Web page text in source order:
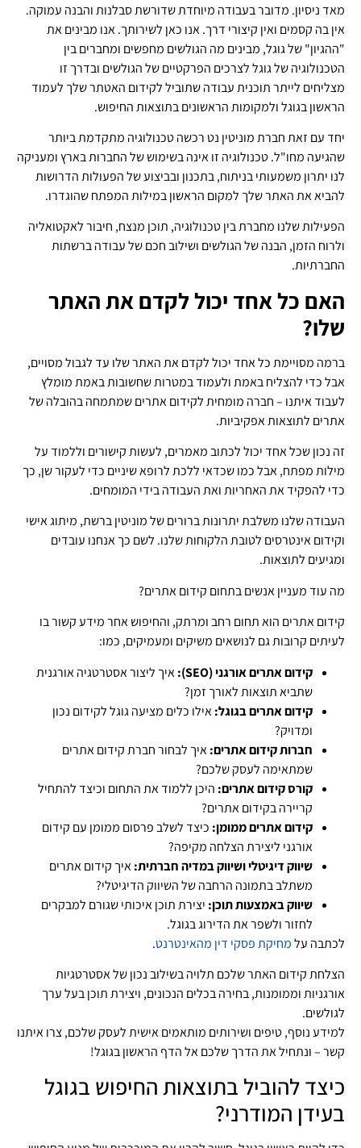
מאד ניסיון. מדובר בעבודה מיוחדת שדורשת סבלנות והבנה עמוקה.
אין בה קסמים ואין קיצורי דרך. אנו כאן לשירותך. אנו מבינים את
"ההגיון" של גוגל, מבינים מה הגולשים מחפשים ומחברים בין
הטכנולוגיה של גוגל לצרכים הפרקטיים של הגולשים ובדרך זו
מצליחים לייתר תוכנית עבודה שתוביל לקידום האטתר שלך לעמוד
הראשון בגוגל ולמקומות הראשונים בתוצאות החיפוש.
יחד עם זאת חברת מוניטין נט רכשה טכנולוגיה מתקדמת ביותר
שהגיעה מחו"ל. טכנולוגיה זו אינה בשימוש של החברות בארץ ומעניקה
לנו יתרון משמעותי בניתוח, בתכנון ובביצוע של הפעולות הדרושות
להביא את האתר שלך למקום הראשון במילות המפתח שהוגדרו.
הפעילות שלנו מחברת בין טכנולוגיה, תוכן מנצח, חיבור לאקטואליה
ולרוח הזמן, הבנה של הגולשים ושילוב חכם של עבודה ברשתות
החברתיות.
האם כל אחד יכול לקדם את האתר
שלו?
ברמה מסויימת כל אחד יכול לקדם את האתר שלו עד לגבול מסויים,
אבל כדי להצליח באמת ולעמוד במטרות שחשובות באמת מומלץ
לעבוד איתנו – חברה מומחית לקידום אתרים שמתמחה בהובלה של
אתרים לתוצאות אפקיביות.
זה נכון שכל אחד יכול לכתוב מאמרים, לעשות קישורים וללמוד על
מילות מפתח, אבל כמו שכדאי ללכת לרופא שיניים כדי לעקור שן, כך
כדי להפקיד את האחריות ואת העבודה בידי המומחים.
העבודה שלנו משלבת יתרונות ברורים של מוניטין ברשת, מיתוג אישי
וקידום אינטרסים לטובת הלקוחות שלנו. לשם כך אנחנו עובדים
ומגיעים לתוצאות.
מה עוד מעניין אנשים בתחום קידום אתרים?
קידום אתרים הוא תחום רחב ומרתק, והחיפוש אחר מידע קשור בו
לעיתים קרובות גם לנושאים משיקים ומעמיקים, כמו:
קידום אתרים אורגני (SEO):
איך ליצור אסטרטגיה אורגנית
שתביא תוצאות לאורך זמן?
קידום אתרים בגוגל:אילו כלים מציעה גוגל לקידום נכון
ומדויק?
חברות קידום אתרים:איך לבחור חברת קידום אתרים
שמתאימה לעסק שלכם?
קורס קידום אתרים: היכן ללמוד את התחום וכיצד להתחיל
קריירה בקידום אתרים?
קידום אתרים ממומן: כיצד לשלב פרסום ממומן עם קידום
אורגני ליצירת הצלחה מקיפה?
שיווק דיגיטלי ושיווק במדיה חברתית:איך קידום אתרים
משתלב בתמונה הרחבה של השיווק הדיגיטלי?
שיווק באמצעות תוכן: יצירת תוכן איכותי שגורם למבקרים
לחזור ולשפר את הדירוג בגוגל.
לכתבה עלמחיקת פסקי דין מהאינטרנט.
הצלחת קידום האתר שלכם תלויה בשילוב נכון של אסטרטגיות
אורגניות וממומנות, בחירה בכלים הנכונים, ויצירת תוכן בעל ערך
לגולשים.
למידע נוסף, טיפים ושירותים מותאמים אישית לעסק שלכם, צרו איתנו
קשר – ונתחיל את הדרך שלכם אל הדף הראשון בגוגל!
כיצד להוביל בתוצאות החיפוש בגוגל
בעידן המודרני?